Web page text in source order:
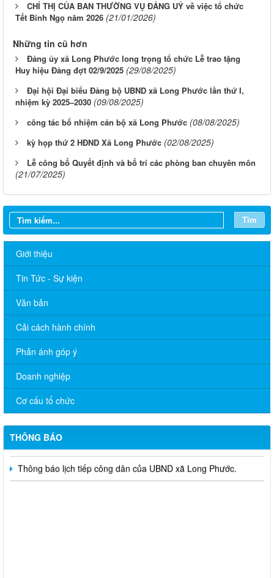
CHỈ THỊ CỦA BAN THƯỜNG VỤ ĐẢNG UỶ về việc tổ chức
Tết Bính Ngọ năm 2026 (21/01/2026)
Những tin cũ hơn
Đảng ủy xã Long Phước long trọng tổ chức Lễ trao tặng
Huy hiệu Đảng đợt 02/9/2025 (29/08/2025)
Đại hội Đại biểu Đảng bộ UBND xã Long Phước lần thứ I,
nhiệm kỳ 2025–2030 (09/08/2025)
công tác bổ nhiệm cán bộ xã Long Phước (08/08/2025)
kỳ họp thứ 2 HĐND Xã Long Phước (02/08/2025)
Lễ công bố Quyết định và bố trí các phòng ban chuyên môn
(21/07/2025)
Tìm
Giới thiệu
Tin Tức - Sự kiện
Văn bản
Cải cách hành chính
Phản ánh góp ý
Doanh nghiệp
Cơ cấu tổ chức
THÔNG BÁO
CHUYÊN MỤC TUYỂN DỤNG
Công bố Quyết định về việc xếp hạng di tích lịch sử Đình Tập
Phước - Phước Hòa xã Long Phước, tỉnh Đồng Nai.
thông báo tạm ngưng cung cấp điện trạm biến áp 320kVA Long
Phước 5ngày 27/01/2026
Thông báo lịch tiếp công dân của UBND xã Long Phước.